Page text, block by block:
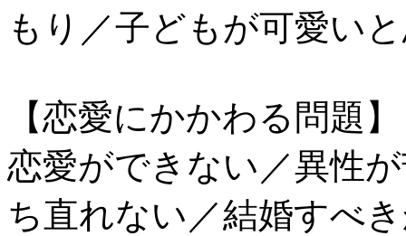
もり／子どもが可愛い
【恋愛にかかわる問題】
恋愛ができない／異性
ち直れない／結婚すべ